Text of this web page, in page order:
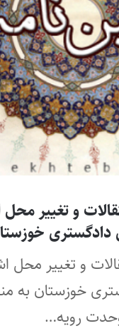
و تغییر
دادگستری
و تغییر محل
خوزستان به
رویه…